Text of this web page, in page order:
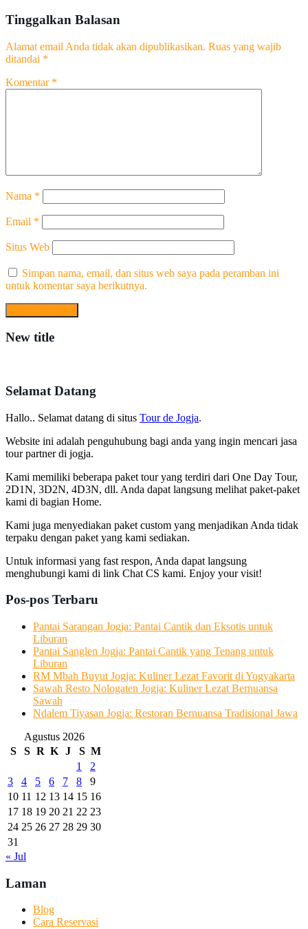
Tinggalkan Balasan
Alamat email Anda tidak akan dipublikasikan. Ruas yang wajib
ditandai *
Komentar *
Nama *
Email *
Situs Web
Simpan nama, email, dan situs web saya pada peramban ini
untuk komentar saya berikutnya.
New title
Selamat Datang
Hallo.. Selamat datang di situs Tour de Jogja.
Website ini adalah penguhubung bagi anda yang ingin mencari jasa
tour partner di jogja.
Kami memiliki beberapa paket tour yang terdiri dari One Day Tour,
2D1N, 3D2N, 4D3N, dll. Anda dapat langsung melihat paket-paket
kami di bagian Home.
Kami juga menyediakan paket custom yang menjadikan Anda tidak
terpaku dengan paket yang kami sediakan.
Untuk informasi yang fast respon, Anda dapat langsung
menghubungi kami di link Chat CS kami. Enjoy your visit!
Pos-pos Terbaru
Pantai Sarangan Jogja: Pantai Cantik dan Eksotis untuk
Liburan
Pantai Sanglen Jogja: Pantai Cantik yang Tenang untuk
Liburan
RM Mbah Buyut Jogja: Kuliner Lezat Favorit di Yogyakarta
Sawah Resto Nologaten Jogja: Kuliner Lezat Bernuansa
Sawah
Ndalem Tiyasan Jogja: Restoran Bernuansa Tradisional Jawa
Agustus 2026
S
S R K J S M
1
2
3
4 5 6 7 8
9
10 11 12 13 14 15 16
17 18 19 20 21 22 23
24 25 26 27 28 29 30
31
« Jul
Laman
Blog
Cara Reservasi